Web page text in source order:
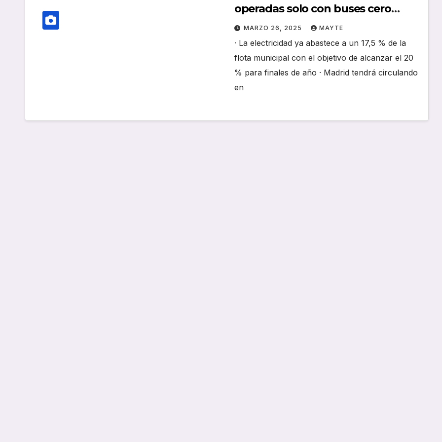
operadas solo con buses cero
emisiones
MARZO 26, 2025 MAYTE
· La electricidad ya abastece a un 17,5 % de la
flota municipal con el objetivo de alcanzar el 20
% para finales de año · Madrid tendrá circulando
en